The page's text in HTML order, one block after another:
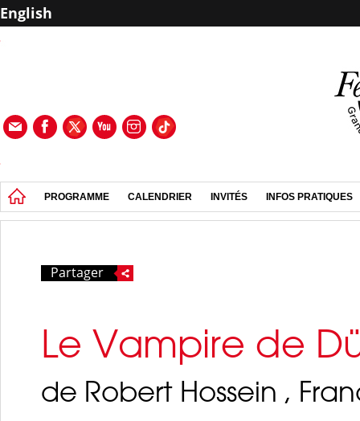
English
PROGRAMME CALENDRIER INVITÉS INFOS PRATIQUES
Partager
Le Vampire de
de Robert Hossein ,